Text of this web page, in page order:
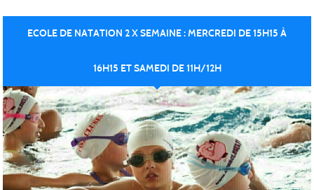
ECOLE DE NATATION 2 X SEMAINE : MERCREDI DE 15H15 À
16H15 ET SAMEDI DE 11H/12H